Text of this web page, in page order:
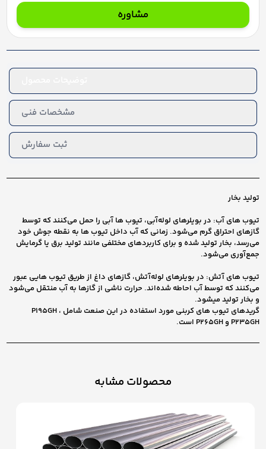
مشاوره
مشخصات فنی
ثبت سفارش
تولید بخار
تیوب های آب: در بویلرهای لوله‌آبی، تیوب ها آبی را حمل می‌کنند که توسط
گازهای احتراق گرم می‌شود. زمانی که آب داخل تیوب ها به نقطه جوش خود
می‌رسد، بخار تولید شده و برای کاربردهای مختلفی مانند تولید برق یا گرمایش
جمع‌آوری می‌شود.
تیوب های آتش: در بویلرهای لوله‌آتش، گازهای داغ از طریق تیوب هایی عبور
می‌کنند که توسط آب احاطه شده‌اند. حرارت ناشی از گازها به آب منتقل می‌شود
و بخار تولید میشود.
گریدهای تیوب های کربنی مورد استفاده در این صنعت شامل P195GH ،
P235GH و P265GH است.
محصولات مشابه